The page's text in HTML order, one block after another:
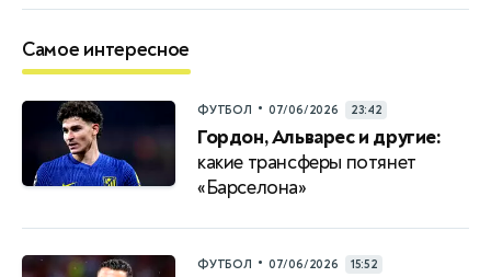
Самое интересное
ФУТБОЛ • 07/06/2026 23:42
Гордон, Альварес и другие:
какие трансферы потянет
«Барселона»
ФУТБОЛ • 07/06/2026 15:52